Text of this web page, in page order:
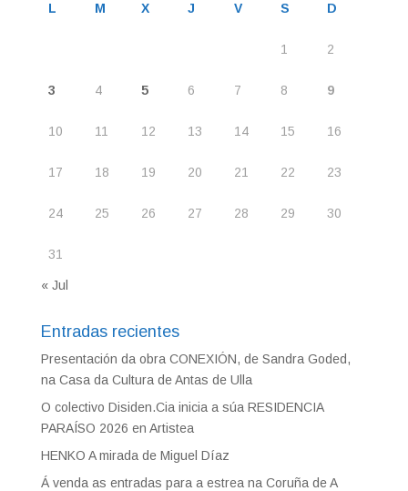
L M X J V S D
1 2
3 4 5 6 7 8 9
10 11 12 13 14 15 16
17 18 19 20 21 22 23
24 25 26 27 28 29 30
31
« Jul
Entradas recientes
Presentación da obra CONEXIÓN, de Sandra Goded,
na Casa da Cultura de Antas de Ulla
O colectivo Disiden.Cia inicia a súa RESIDENCIA
PARAÍSO 2026 en Artistea
HENKO A mirada de Miguel Díaz
Á venda as entradas para a estrea na Coruña de A